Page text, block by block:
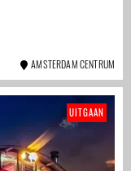
AMSTERDAM CENTRUM
UITGAAN